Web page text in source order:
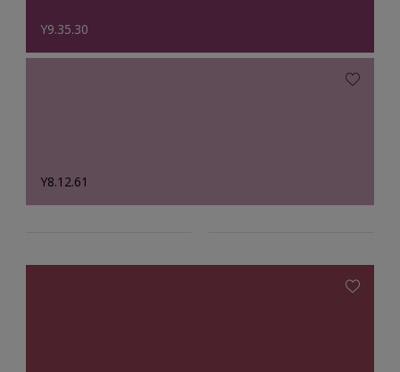
Y9.35.30
Y8.12.61